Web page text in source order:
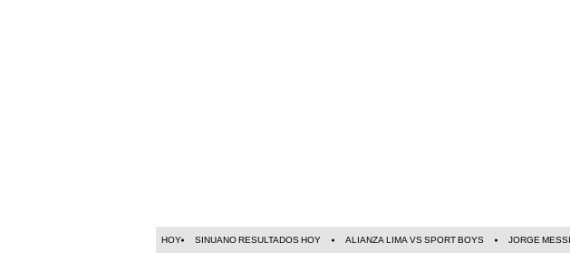
HOY SINUANO RESULTADOS HOY ALIANZA LIMA VS SPORT BOYS JORGE MESSI